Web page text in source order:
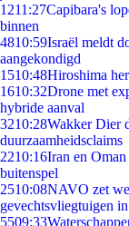
1211:27Capibara's
binnen
4810:59Israël meldt
aangekondigd
1510:48Hiroshima
1610:32Drone met
hybride aanval
3210:28Wakker Dier
duurzaamheidsclaims
2210:16Iran en
buitenspel
2510:08NAVO zet
gevechtsvliegtuigen in
5509:33